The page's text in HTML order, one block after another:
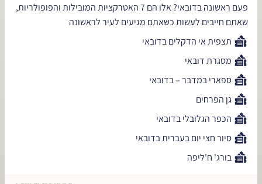
פעם ראשונה בדובאי? אלו הם 7 האטרקציות המובילות והפופולריות,
שאתם חייבים לעשות כשאתם מגיעים לעיר לראשונה
תצפית אי הדקלים בדובאי
מסגרת דובאי
ספארי במדבר – בדובאי
גן הפרחים
הכפר הגלובלי בדובאי
סיור חצי יום בעברית בדובאי
בורג' ח'ליפה